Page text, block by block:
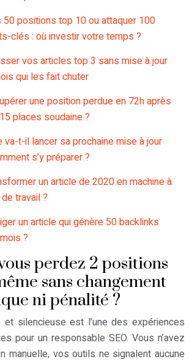
positions top 10 ou attaquer 100
clés : où investir votre temps ?
vos articles top 3 sans mise à jour
qui les fait chuter
une position perdue en 72h après
places soudaine ?
va-t-il lancer sa prochaine mise à jour
s’y préparer ?
un article de 2020 en machine à
travail ?
un article qui génère 50 backlinks
?
perdez 2 positions
sans changement
ni pénalité ?
silencieuse est l’une des expériences
pour un responsable SEO. Vous n’avez
manuelle, vos outils ne signalent aucune